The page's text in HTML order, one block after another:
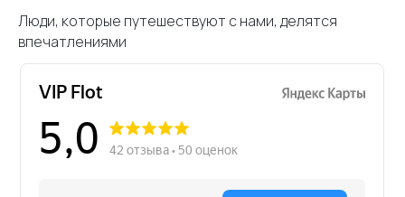
Люди, которые путешествуют с нами, делятся
впечатлениями